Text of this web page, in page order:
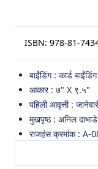
ISBN: 978-81-
बाईंडिंग : कार्ड बाईंडिंग
आकार : ७" X ९.५"
पहिली आवृत्ती :
मुखपृष्ठ : अनिल दाभाडे
राजहंस क्रमांक : A-